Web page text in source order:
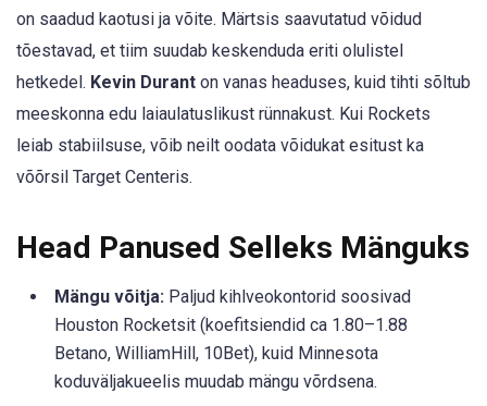
on saadud kaotusi ja võite. Märtsis saavutatud võidud
tõestavad, et tiim suudab keskenduda eriti olulistel
hetkedel. Kevin Durant on vanas headuses, kuid tihti sõltub
meeskonna edu laiaulatuslikust rünnakust. Kui Rockets
leiab stabiilsuse, võib neilt oodata võidukat esitust ka
võõrsil Target Centeris.
Head Panused Selleks Mänguks
Mängu võitja: Paljud kihlveokontorid soosivad
Houston Rocketsit (koefitsiendid ca 1.80–1.88
Betano, WilliamHill, 10Bet), kuid Minnesota
koduväljakueelis muudab mängu võrdsena.